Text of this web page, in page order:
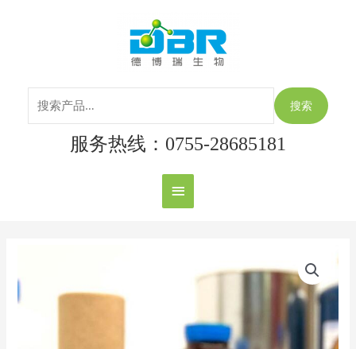
主
菜
单
搜索
服务热线：0755-28685181